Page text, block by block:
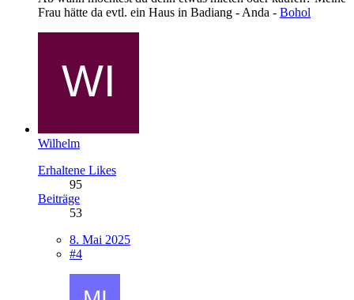
Frau hätte da evtl. ein Haus in Badiang - Anda - Bohol
Wilhelm
Erhaltene Likes
95
Beiträge
53
8. Mai 2025
#4